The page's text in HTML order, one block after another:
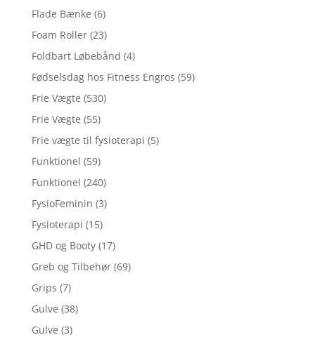
Flade Bænke (6)
Foam Roller (23)
Foldbart Løbebånd (4)
Fødselsdag hos Fitness Engros (59)
Frie Vægte (530)
Frie Vægte (55)
Frie vægte til fysioterapi (5)
Funktionel (59)
Funktionel (240)
FysioFeminin (3)
Fysioterapi (15)
GHD og Booty (17)
Greb og Tilbehør (69)
Grips (7)
Gulve (38)
Gulve (3)